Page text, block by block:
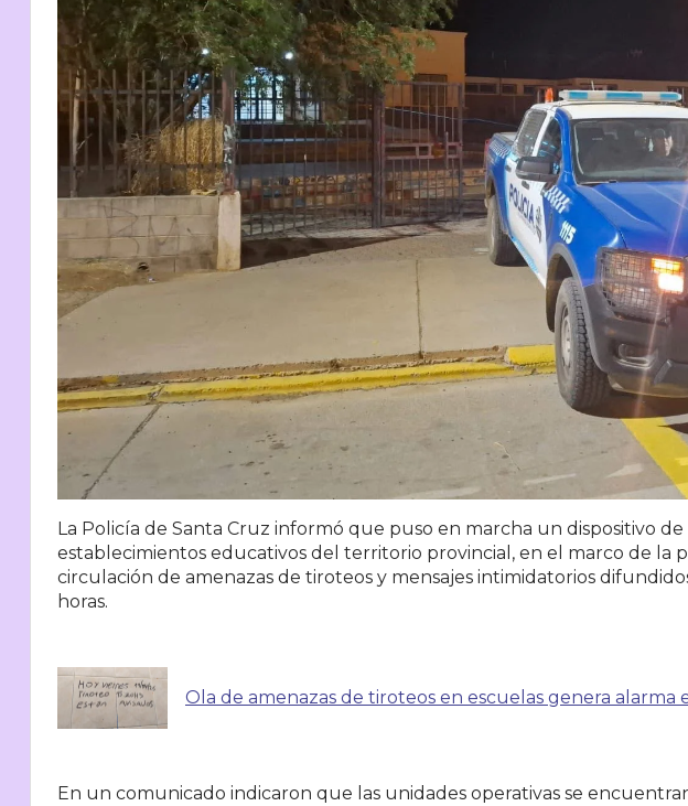
La Policía de Santa Cruz informó que puso en marcha un dispositivo
establecimientos educativos del territorio provincial, en el marco de la
circulación de amenazas de tiroteos y mensajes intimidatorios
horas.
Ola de amenazas de tiroteos en escuelas genera alarma
En un comunicado indicaron que las unidades operativas se